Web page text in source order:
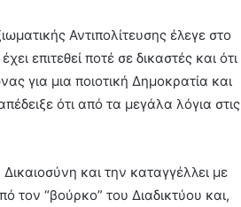
Αντιπολίτευσης έλεγε στο
επιτεθεί ποτέ σε δικαστές και ότι
για μια ποιοτική Δημοκρατία και
ότι από τα μεγάλα λόγια στις
και την καταγγέλλει με
τον “βούρκο” του Διαδικτύου και,